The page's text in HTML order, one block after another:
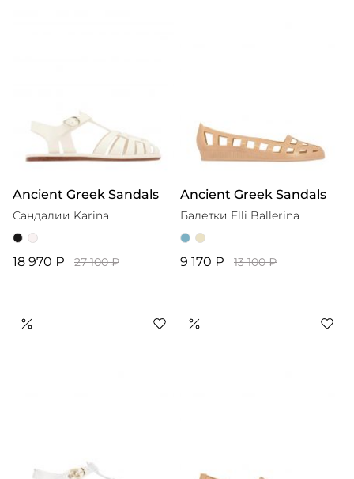
Ancient Greek Sandals
Сандалии Karina
18 970 ₽ 27 100 ₽
Ancient Greek Sandals
Балетки Elli Ballerina
9 170 ₽ 13 100 ₽